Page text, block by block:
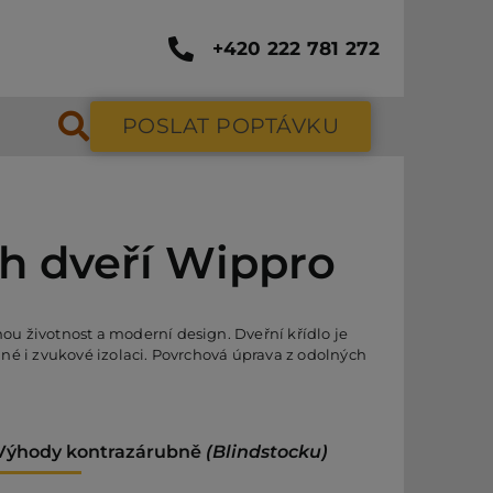
+420 222 781 272
POSLAT POPTÁVKU
dveří Wippro
životnost a moderní design. Dveřní křídlo je
i zvukové izolaci. Povrchová úprava z odolných
kontrazárubně (Blindstocku)